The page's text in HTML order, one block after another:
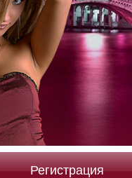
Регистрация